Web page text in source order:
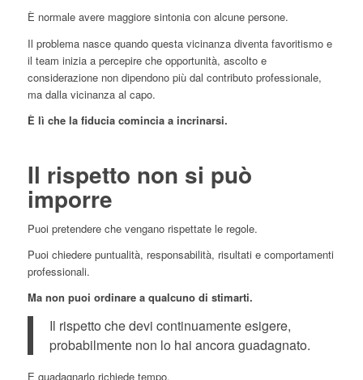
È normale avere maggiore sintonia con alcune persone.
Il problema nasce quando questa vicinanza diventa favoritismo e
il team inizia a percepire che opportunità, ascolto e
considerazione non dipendono più dal contributo professionale,
ma dalla vicinanza al capo.
È lì che la fiducia comincia a incrinarsi.
Il rispetto non si può
imporre
Puoi pretendere che vengano rispettate le regole.
Puoi chiedere puntualità, responsabilità, risultati e comportamenti
professionali.
Ma non puoi ordinare a qualcuno di stimarti.
Il rispetto che devi continuamente esigere,
probabilmente non lo hai ancora guadagnato.
E guadagnarlo richiede tempo.